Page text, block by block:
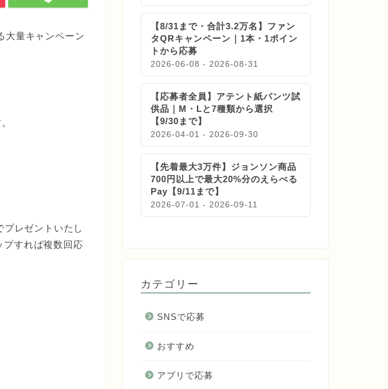
大量キャンペーン
レゼントいたし
プすれば複数回応
【8/31まで・合計3.2万名】ファン
タQRキャンペーン｜1本・1ポイン
トから応募
2026-06-08 - 2026-08-31
【応募者全員】アテント紙パンツ試
供品｜M・Lと7種類から選択
【9/30まで】
2026-04-01 - 2026-09-30
【先着最大3万件】ジョンソン商品
700円以上で最大20%分のえらべる
Pay【9/11まで】
2026-07-01 - 2026-09-11
カテゴリー
SNSで応募
おすすめ
アプリで応募